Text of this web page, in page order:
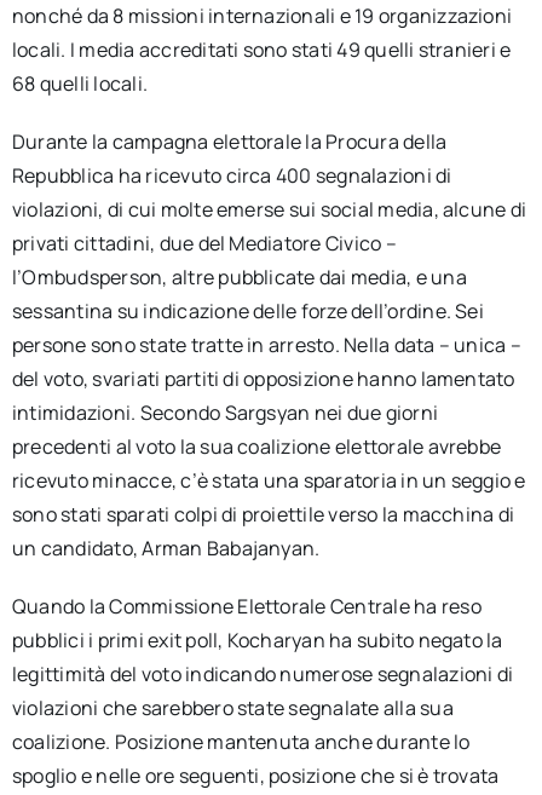
nonché da 8 missioni internazionali e 19 organizzazioni
locali. I media accreditati sono stati 49 quelli stranieri e
68 quelli locali.
Durante la campagna elettorale la Procura della
Repubblica ha ricevuto circa 400 segnalazioni di
violazioni, di cui molte emerse sui social media, alcune di
privati cittadini, due del Mediatore Civico –
l’Ombudsperson, altre pubblicate dai media, e una
sessantina su indicazione delle forze dell’ordine. Sei
persone sono state tratte in arresto. Nella data – unica –
del voto, svariati partiti di opposizione hanno lamentato
intimidazioni. Secondo Sargsyan nei due giorni
precedenti al voto la sua coalizione elettorale avrebbe
ricevuto minacce, c’è stata una sparatoria in un seggio e
sono stati sparati colpi di proiettile verso la macchina di
un candidato, Arman Babajanyan.
Quando la Commissione Elettorale Centrale ha reso
pubblici i primi exit poll, Kocharyan ha subito negato la
legittimità del voto indicando numerose segnalazioni di
violazioni che sarebbero state segnalate alla sua
coalizione. Posizione mantenuta anche durante lo
spoglio e nelle ore seguenti, posizione che si è trovata